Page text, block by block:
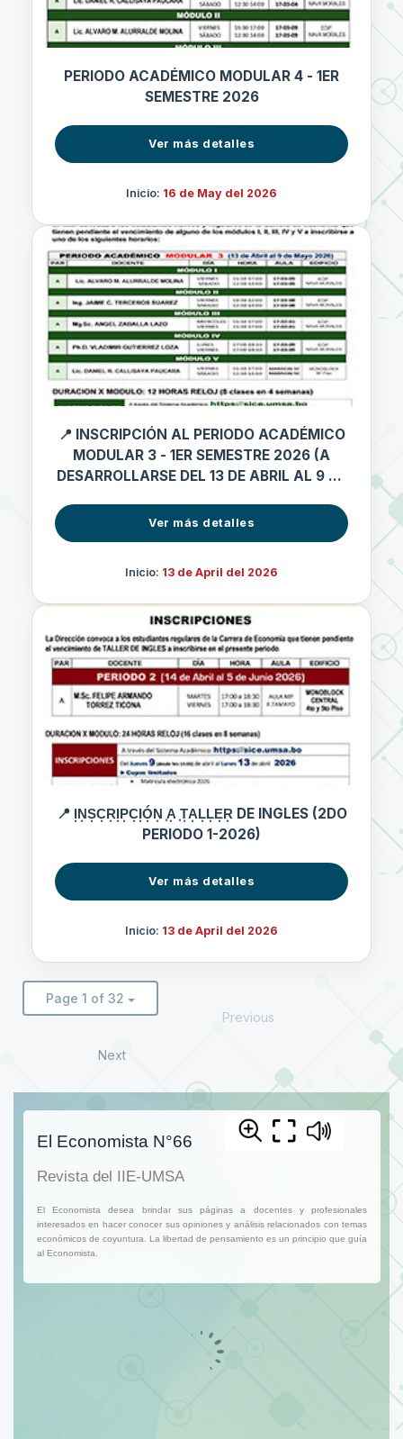
PERIODO ACADÉMICO MODULAR 4 - 1ER
SEMESTRE 2026
Ver más detalles
Inicio: 16 de May del 2026
📍 INSCRIPCIÓN AL PERIODO ACADÉMICO
MODULAR 3 - 1ER SEMESTRE 2026 (A
DESARROLLARSE DEL 13 DE ABRIL AL 9 DE
Ver más detalles
Inicio: 13 de April del 2026
📍 I͙N͙S͙C͙R͙I͙P͙C͙I͙Ó͙N͙ ͙A͙ ͙T͙A͙L͙L͙E͙R͙ DE INGLES (2DO
PERIODO 1-2026)
Ver más detalles
Inicio: 13 de April del 2026
Page 1 of 32
Previous
Next